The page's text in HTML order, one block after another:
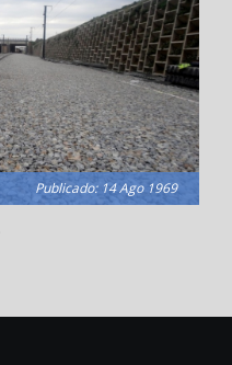
Publicado: 14 Ago 1969